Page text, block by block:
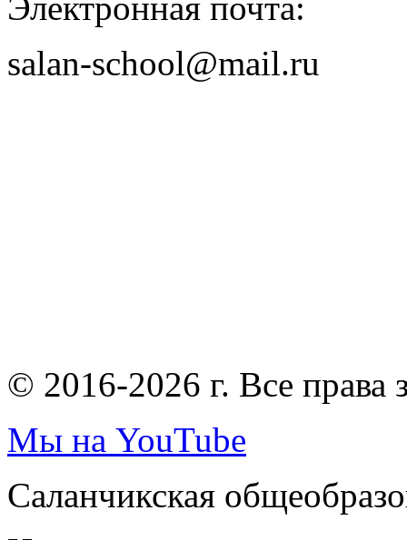
salan-school@mail.ru
© 2016-2026 г. Все
Мы на YouTube
Саланчикская